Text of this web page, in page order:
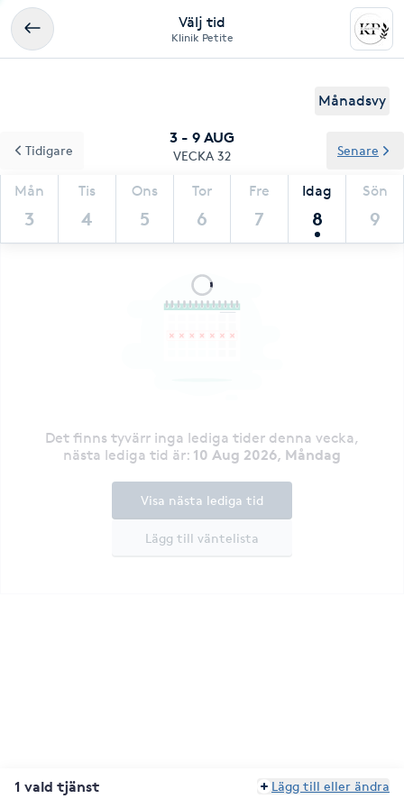
Välj tid
Klinik Petite
Månadsvy
3 - 9 AUG
VECKA 32
Mån
3
Tis
4
Ons
5
Tor
6
Fre
7
Idag
8
Sön
9
Tidigare Senare
Det finns tyvärr inga lediga tider denna vecka,
nästa lediga tid är: 10 Aug 2026, Måndag
Lägg till väntelista
Visa nästa lediga tid
1 vald tjänst Lägg till eller ändra